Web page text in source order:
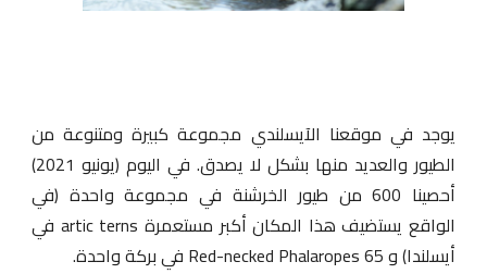
يوجد في موقعنا الآيسلندي مجموعة كبيرة ومتنوعة من
الطيور والعديد منها بشكل لا يصدق. في اليوم (يونيو 2021)
أحصينا 600 من طيور الخرشنة في مجموعة واحدة (في
الواقع يستضيف هذا المكان أكبر مستعمرة artic terns في
أيسلندا) و 65
في بركة واحدة.